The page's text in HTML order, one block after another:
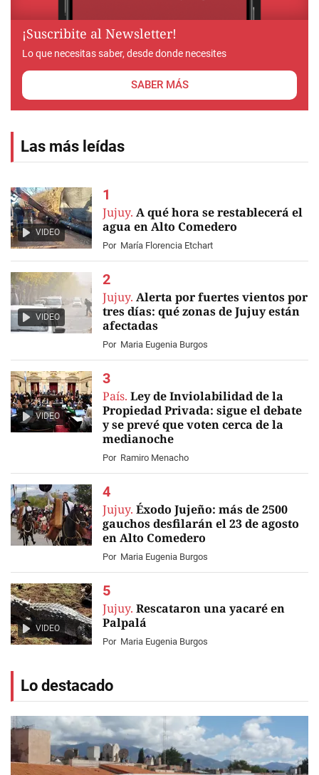
¡Suscribite al Newsletter!
Lo que necesitas saber, desde donde necesites
SABER MÁS
Las más leídas
VIDEO
Jujuy. A qué hora se restablecerá el
agua en Alto Comedero
Por María Florencia Etchart
VIDEO
Jujuy. Alerta por fuertes vientos por
tres días: qué zonas de Jujuy están
afectadas
Por Maria Eugenia Burgos
VIDEO
País. Ley de Inviolabilidad de la
Propiedad Privada: sigue el debate
y se prevé que voten cerca de la
medianoche
Por Ramiro Menacho
Jujuy. Éxodo Jujeño: más de 2500
gauchos desfilarán el 23 de agosto
en Alto Comedero
Por Maria Eugenia Burgos
VIDEO
Jujuy. Rescataron una yacaré en
Palpalá
Por Maria Eugenia Burgos
Lo destacado